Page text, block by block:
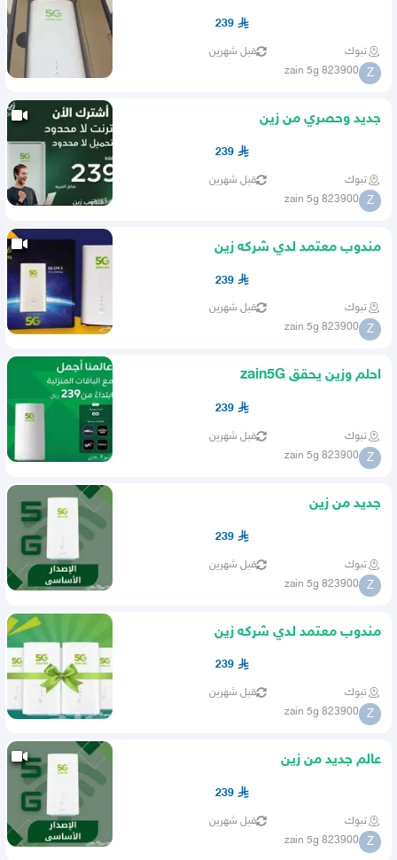
239
تبوك قبل شهرين
Z
zain 5g 823900
جديد وحصري من زين
239
تبوك قبل شهرين
Z
zain 5g 823900
مندوب معتمد لدي شركه زين
239
تبوك قبل شهرين
Z
zain 5g 823900
احلم وزين يحقق zain5G
239
تبوك قبل شهرين
Z
zain 5g 823900
جديد من زين
239
تبوك قبل شهرين
Z
zain 5g 823900
مندوب معتمد لدي شركه زين
239
تبوك قبل شهرين
Z
zain 5g 823900
عالم جديد من زين
239
تبوك قبل شهرين
Z
zain 5g 823900